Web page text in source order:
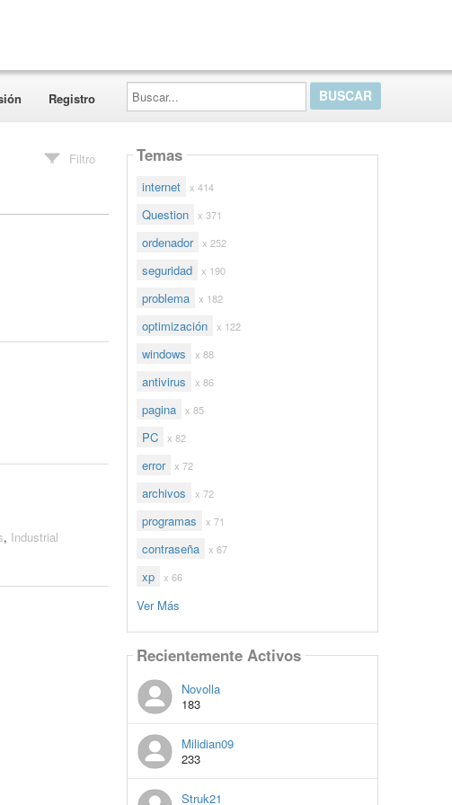
Registro
Buscar...
Filtro
, Industrial
Temas
internet x 414
Question x 371
ordenador x 252
seguridad x 190
problema x 182
optimización x 122
windows x 88
antivirus x 86
pagina x 85
PC x 82
error x 72
archivos x 72
programas x 71
contraseña x 67
xp x 66
Ver Más
Recientemente Activos
Novolla
183
Milidian09
233
Struk21